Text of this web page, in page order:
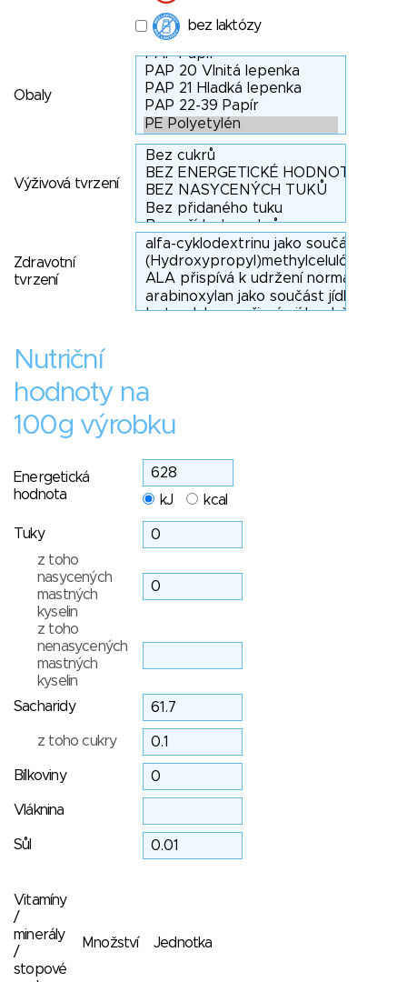
bez laktózy
Obaly
Výživová tvrzení
Zdravotní
tvrzení
Nutriční
hodnoty na
100g výrobku
Energetická
hodnota
kJ kcal
Tuky
z toho
nasycených
mastných
kyselin
z toho
nenasycených
mastných
kyselin
Sacharidy
z toho cukry
Bílkoviny
Vláknina
Sůl
Vitamíny
/
minerály
/
stopové
Množství Jednotka